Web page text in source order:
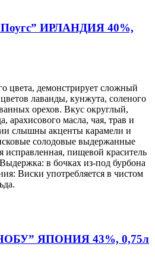
ИРЛАНДИЯ 40%,
цвета, демонстрирует сложный
лаванды, кунжута, соленого
орехов. Вкус округлый,
арахисового масла, чая, трав и
слышны акценты карамели и
солодовые выдержанные
исправленная, пищевой краситель
в бочках из-под бурбона
Виски употребляется в чистом
ЯПОНИЯ 43%, 0,75л